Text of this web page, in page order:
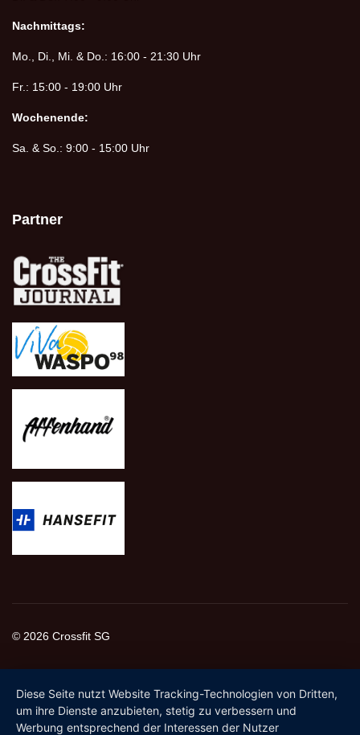
Nachmittags:
Mo., Di., Mi. & Do.: 16:00 - 21:30 Uhr
Fr.: 15:00 - 19:00 Uhr
Wochenende:
Sa. & So.: 9:00 - 15:00 Uhr
Partner
© 2026 Crossfit SG
Diese Seite nutzt Website Tracking-Technologien von Dritten,
um ihre Dienste anzubieten, stetig zu verbessern und
Werbung entsprechend der Interessen der Nutzer